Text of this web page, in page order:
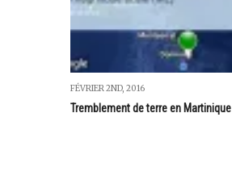
FÉVRIER 2ND, 2016
Tremblement de terre en Martinique